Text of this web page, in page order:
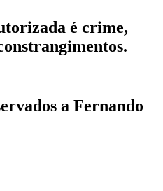
é crime,
a Fernando